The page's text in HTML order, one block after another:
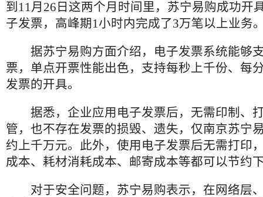
到11月26日这两个月时间里，苏宁易购成功开
子发票，高峰期1小时内完成了3万笔以上业务
据苏宁易购方面介绍，电子发票系统能够
票，单点开票性能出色，支持每秒上千份、每
发票的开具。
据悉，企业应用电子发票后，无需印制、
管，也不存在发票的损毁、遗失，仅南京苏宁
约上千万元。此外，使用电子发票后无需打印
成本、耗材消耗成本、邮寄成本等都可以节约
对于安全问题，苏宁易购表示，在网络层